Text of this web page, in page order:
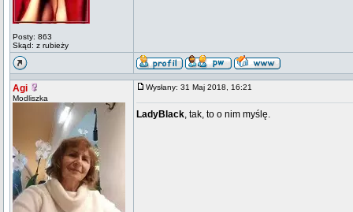
Posty: 863
Skąd: z rubieży
Agi
Modliszka
Wysłany: 31 Maj 2018, 16:21
LadyBlack, tak, to o nim myślę.